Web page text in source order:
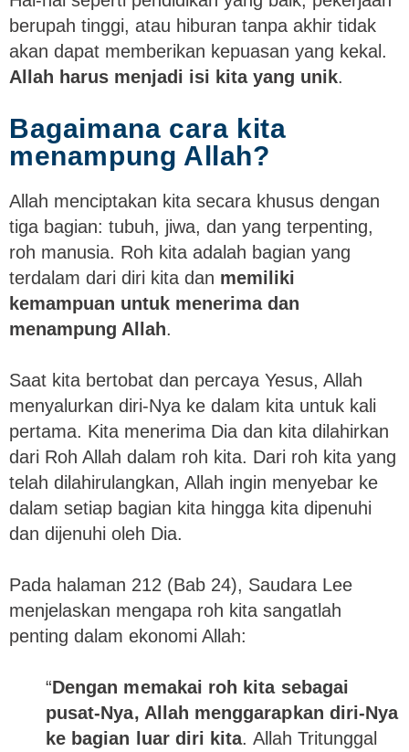
berupah tinggi, atau hiburan tanpa akhir tidak
akan dapat memberikan kepuasan yang kekal.
Allah harus menjadi isi kita yang unik.
Bagaimana cara kita
menampung Allah?
Allah menciptakan kita secara khusus dengan
tiga bagian: tubuh, jiwa, dan yang terpenting,
roh manusia. Roh kita adalah bagian yang
terdalam dari diri kita dan memiliki
kemampuan untuk menerima dan
menampung Allah.
Saat kita bertobat dan percaya Yesus, Allah
menyalurkan diri-Nya ke dalam kita untuk kali
pertama. Kita menerima Dia dan kita dilahirkan
dari Roh Allah dalam roh kita. Dari roh kita yang
telah dilahirulangkan, Allah ingin menyebar ke
dalam setiap bagian kita hingga kita dipenuhi
dan dijenuhi oleh Dia.
Pada halaman 212 (Bab 24), Saudara Lee
menjelaskan mengapa roh kita sangatlah
penting dalam ekonomi Allah:
“Dengan memakai roh kita sebagai
pusat-Nya, Allah menggarapkan diri-Nya
ke bagian luar diri kita. Allah Tritunggal